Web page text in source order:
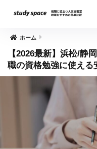
ホーム
【2026最新】浜松/静
職の資格勉強に使える